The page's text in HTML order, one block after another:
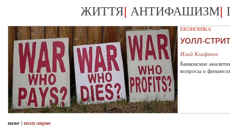
ЖИТТЯ| АНТИФАШИЗМ|
ЕКОНОМІКА
УОЛЛ-
Илай Клифтон
Банковские
вопросы о
нове | популярне